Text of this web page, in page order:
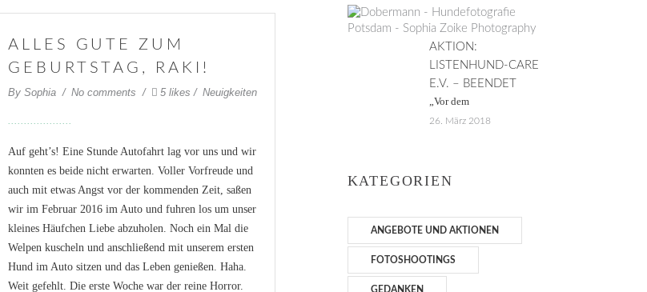
ALLES GUTE ZUM
GEBURTSTAG, RAKI!
BySophia No comments 5 likes Neuigkeiten
Auf geht’s! Eine Stunde Autofahrt lag vor uns und wir
konnten es beide nicht erwarten. Voller Vorfreude und
auch mit etwas Angst vor der kommenden Zeit, saßen
wir im Februar 2016 im Auto und fuhren los um unser
kleines Häufchen Liebe abzuholen. Noch ein Mal die
Welpen kuscheln und anschließend mit unserem ersten
Hund im Auto sitzen und das Leben genießen. Haha.
Weit gefehlt. Die erste Woche war der reine Horror.
AKTION:
LISTENHUND-CARE
E.V. – BEENDET
„Vor dem
26. März 2018
KATEGORIEN
ANGEBOTE UND AKTIONEN
FOTOSHOOTINGS
GEDANKEN